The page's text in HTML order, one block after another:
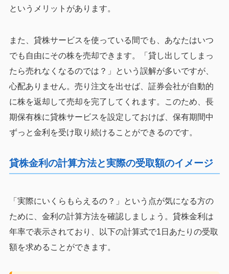
というメリットがあります。
また、貸株サービスを使っている間でも、あなたはいつ
でも自由にその株を売却できます。「貸し出してしまっ
たら売れなくなるのでは？」という誤解が多いですが、
心配ありません。売り注文を出せば、証券会社が自動的
に株を返却して売却を完了してくれます。このため、長
期保有株に貸株サービスを設定しておけば、保有期間中
ずっと金利を受け取り続けることができるのです。
貸株金利の計算方法と実際の受取額のイメージ
「実際にいくらもらえるの？」という点が気になる方の
ために、金利の計算方法を確認しましょう。貸株金利は
年率で表示されており、以下の計算式で1日あたりの受取
額を求めることができます。